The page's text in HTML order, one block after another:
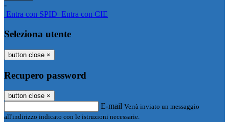
-
Entra con SPID Entra con CIE
Seleziona utente
button close ×
Recupero password
button close ×
E-mail Verrà inviato un messaggio
all'indirizzo indicato con le istruzioni necessarie.